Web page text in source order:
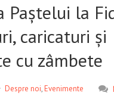
Paștelui la
caricaturi și
cu zâmbete
Despre noi,Evenimente